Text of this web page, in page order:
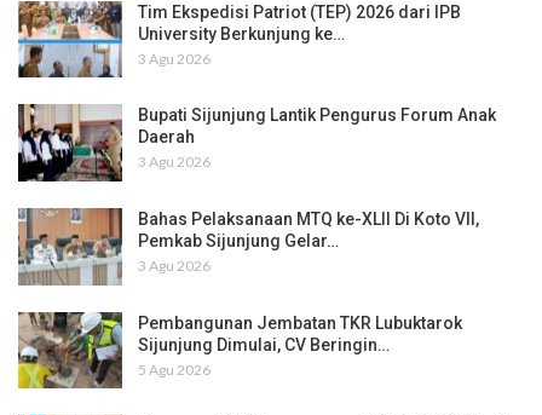
Tim Ekspedisi Patriot (TEP) 2026 dari IPB
University Berkunjung ke…
3 Agu 2026
Bupati Sijunjung Lantik Pengurus Forum Anak
Daerah
3 Agu 2026
Bahas Pelaksanaan MTQ ke-XLII Di Koto VII,
Pemkab Sijunjung Gelar…
3 Agu 2026
Pembangunan Jembatan TKR Lubuktarok
Sijunjung Dimulai, CV Beringin…
5 Agu 2026